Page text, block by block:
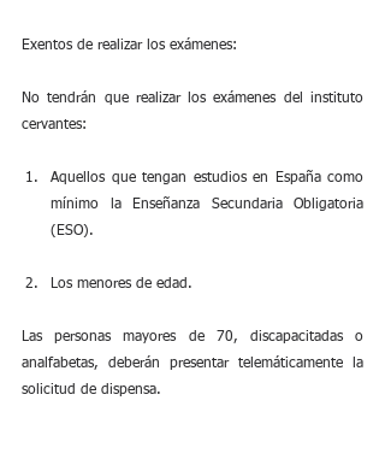
Exentos de realizar los exámenes:
No tendrán que realizar los exámenes del instituto
cervantes:
Aquellos que tengan estudios en España como
mínimo la Enseñanza Secundaria Obligatoria
(ESO).
Los menores de edad.
Las personas mayores de 70, discapacitadas o
analfabetas, deberán presentar telemáticamente la
solicitud de dispensa.